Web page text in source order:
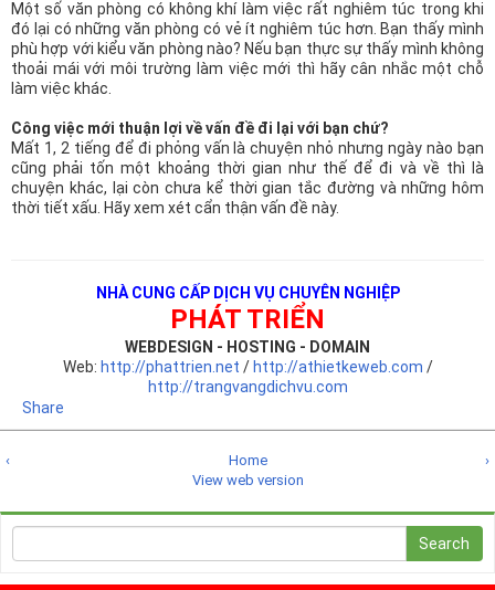
Một số văn phòng có không khí làm việc rất nghiêm túc trong khi
đó lại có những văn phòng có vẻ ít nghiêm túc hơn. Bạn thấy mình
phù hợp với kiểu văn phòng nào? Nếu bạn thực sự thấy mình không
thoải mái với môi trường làm việc mới thì hãy cân nhắc một chỗ
làm việc khác.
Công việc mới thuận lợi về vấn đề đi lại với bạn chứ?
Mất 1, 2 tiếng để đi phỏng vấn là chuyện nhỏ nhưng ngày nào bạn
cũng phải tốn một khoảng thời gian như thế để đi và về thì là
chuyện khác, lại còn chưa kể thời gian tắc đường và những hôm
thời tiết xấu. Hãy xem xét cẩn thận vấn đề này.
NHÀ CUNG CẤP DỊCH VỤ CHUYÊN NGHIỆP
PHÁT TRIỂN
WEBDESIGN - HOSTING - DOMAIN
Web: http://phattrien.net / http://athietkeweb.com /
http://trangvangdichvu.com
Share
‹ ›
Home
View web version